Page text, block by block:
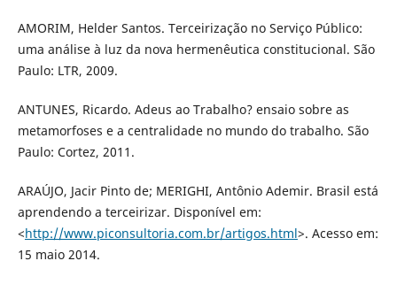
AMORIM, Helder Santos. Terceirização no Serviço Público:
uma análise à luz da nova hermenêutica constitucional. São
Paulo: LTR, 2009.
ANTUNES, Ricardo. Adeus ao Trabalho? ensaio sobre as
metamorfoses e a centralidade no mundo do trabalho. São
Paulo: Cortez, 2011.
ARAÚJO, Jacir Pinto de; MERIGHI, Antônio Ademir. Brasil está
aprendendo a terceirizar. Disponível em:
<http://www.piconsultoria.com.br/artigos.html>. Acesso em:
15 maio 2014.